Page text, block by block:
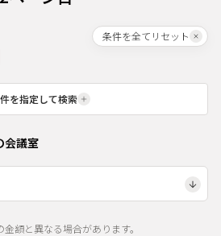
条件を全てリセット
を指定して検索
会議室
額と異なる場合があります。